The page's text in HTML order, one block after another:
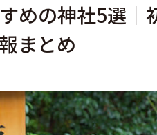
めの神社5選｜
まとめ